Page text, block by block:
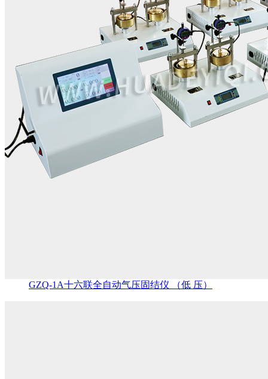
GZQ-1A十六联全自动气压固结仪 （低 压）